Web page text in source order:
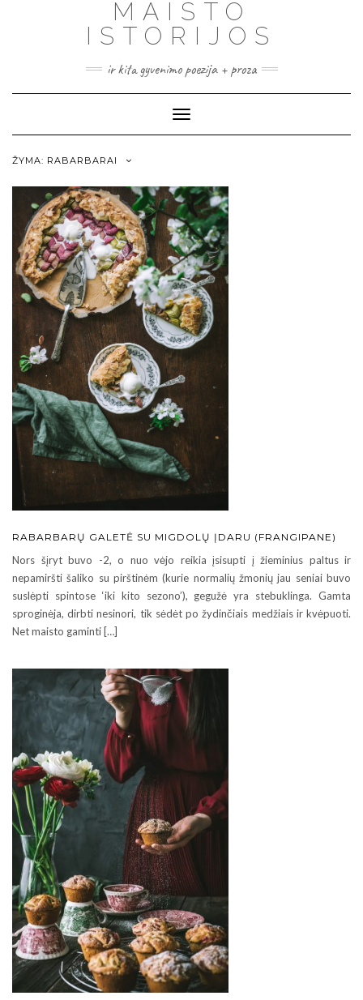
MAISTO
ISTORIJOS
ir kita gyvenimo poezija + proza
Toggle
Navigation
ŽYMA: RABARBARAI
RABARBARŲ GALETĖ SU MIGDOLŲ ĮDARU (FRANGIPANE)
Nors šįryt buvo -2, o nuo vėjo reikia įsisupti į žieminius paltus ir
nepamiršti šaliko su pirštinėm (kurie normalių žmonių jau seniai buvo
suslėpti spintose ‘iki kito sezono’), gegužė yra stebuklinga. Gamta
sproginėja, dirbti nesinori, tik sėdėt po žydinčiais medžiais ir kvėpuoti.
Net maisto gaminti […]